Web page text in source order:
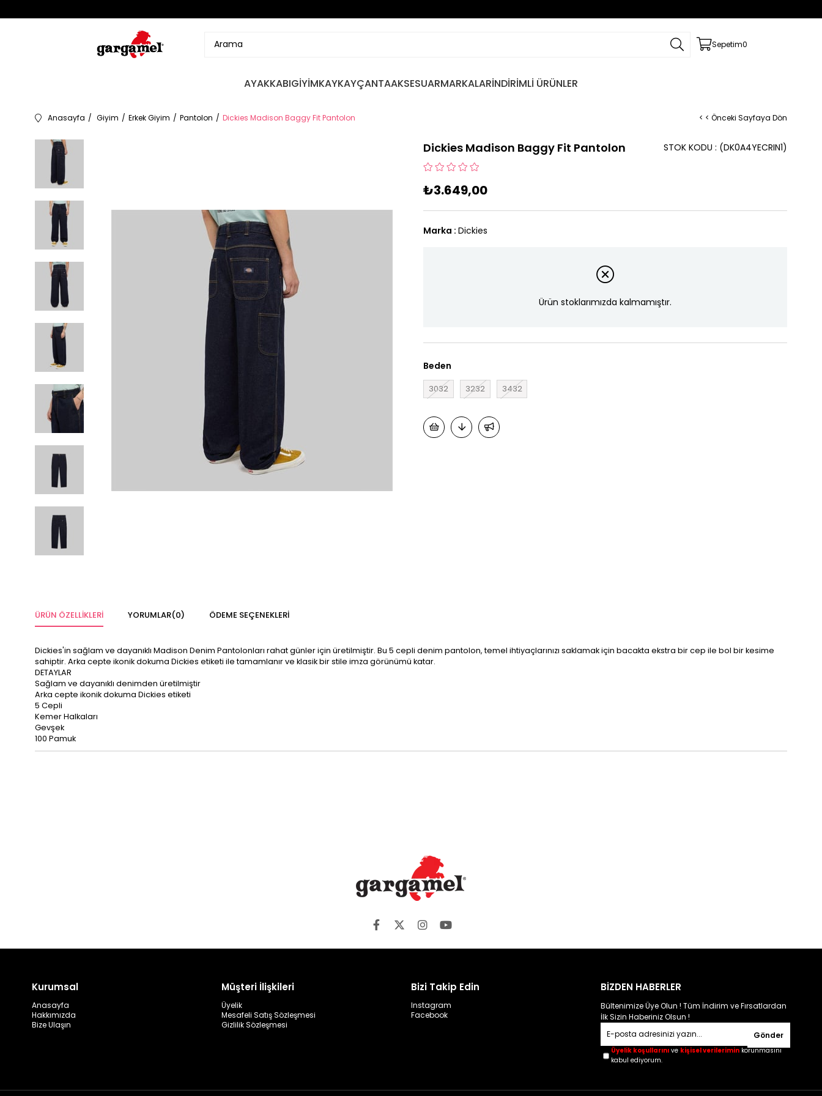
Sepetim0
AYAKKABIGİYİMKAYKAYÇANTAAKSESUARMARKALARİNDİRİMLİ ÜRÜNLER
Anasayfa Giyim Erkek Giyim Pantolon Dickies Madison Baggy Fit Pantolon < < Önceki Sayfaya Dön
Dickies Madison Baggy Fit Pantolon (DK0A4YECRIN1)
STOK KODU
₺3.649,00
Marka : Dickies
Ürün stoklarımızda kalmamıştır.
Beden
3032 3232 3432
ÜRÜN ÖZELLIKLERI YORUMLAR(0) ÖDEME SEÇENEKLERI
Dickies'in sağlam ve dayanıklı Madison Denim Pantolonları rahat günler için üretilmiştir. Bu 5 cepli denim pantolon, temel ihtiyaçlarınızı saklamak için bacakta ekstra bir cep ile bol bir kesime
sahiptir. Arka cepte ikonik dokuma Dickies etiketi ile tamamlanır ve klasik bir stile imza görünümü katar.
DETAYLAR
Sağlam ve dayanıklı denimden üretilmiştir
Arka cepte ikonik dokuma Dickies etiketi
5 Cepli
Kemer Halkaları
Gevşek
100 Pamuk
Kurumsal
Anasayfa
Hakkımızda
Bize Ulaşın
Müşteri İlişkileri
Üyelik
Mesafeli Satış Sözleşmesi
Gizlilik Sözleşmesi
Bizi Takip Edin
Instagram
Facebook
BİZDEN HABERLER
Bültenimize Üye Olun ! Tüm İndirim ve Fırsatlardan
İlk Sizin Haberiniz Olsun !
Gönder
Üyelik koşullarını ve kişisel verilerimin korunmasını
kabul ediyorum.